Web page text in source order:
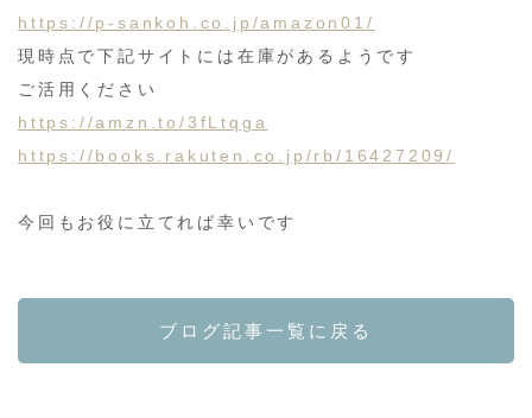
https://p-sankoh.co.jp/amazon01/
現時点で下記サイトには在庫があるようです
ご活用ください
https://amzn.to/3fLtqga
https://books.rakuten.co.jp/rb/16427209/
今回もお役に立てれば幸いです
ブログ記事一覧に戻る